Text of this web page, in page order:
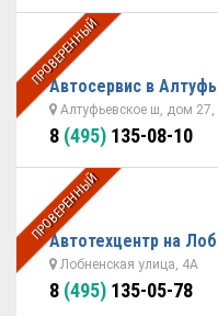
ПРОВЕРЕННЫЙ
Автосервис в
Алтуфьевское ш, дом 27,
8 (495) 135-08-10
ПРОВЕРЕННЫЙ
Автотехцентр на
Лобненская улица, 4А
8 (495) 135-05-78